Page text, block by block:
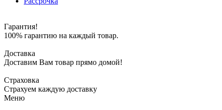
Гарантия!
100% гарантию на каждый товар.
Доставка
Доставим Вам товар прямо домой!
Страховка
Страхуем каждую доставку
Меню